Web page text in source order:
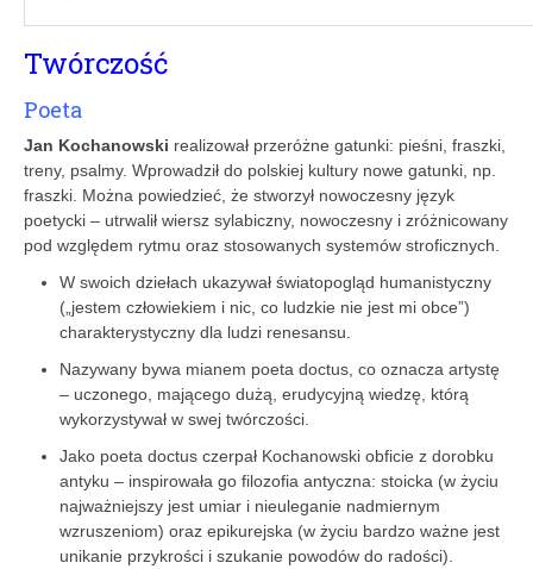
Twórczość
Poeta
Jan Kochanowski realizował przeróżne gatunki: pieśni, fraszki,
treny, psalmy. Wprowadził do polskiej kultury nowe gatunki, np.
fraszki. Można powiedzieć, że stworzył nowoczesny język
poetycki – utrwalił wiersz sylabiczny, nowoczesny i zróżnicowany
pod względem rytmu oraz stosowanych systemów stroficznych.
W swoich dziełach ukazywał światopogląd humanistyczny
(„jestem człowiekiem i nic, co ludzkie nie jest mi obce”)
charakterystyczny dla ludzi renesansu.
Nazywany bywa mianem poeta doctus, co oznacza artystę
– uczonego, mającego dużą, erudycyjną wiedzę, którą
wykorzystywał w swej twórczości.
Jako poeta doctus czerpał Kochanowski obficie z dorobku
antyku – inspirowała go filozofia antyczna: stoicka (w życiu
najważniejszy jest umiar i nieuleganie nadmiernym
wzruszeniom) oraz epikurejska (w życiu bardzo ważne jest
unikanie przykrości i szukanie powodów do radości).